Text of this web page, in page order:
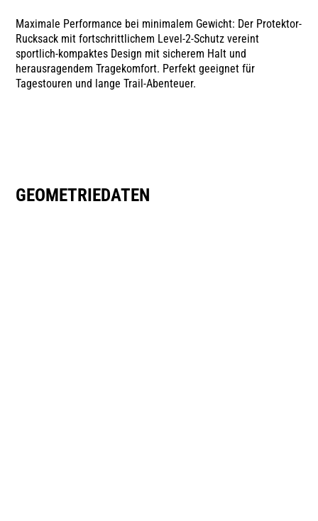
Maximale Performance bei minimalem Gewicht: Der Protektor-
Rucksack mit fortschrittlichem Level-2-Schutz vereint
sportlich-kompaktes Design mit sicherem Halt und
herausragendem Tragekomfort. Perfekt geeignet für
Tagestouren und lange Trail-Abenteuer.
GEOMETRIEDATEN